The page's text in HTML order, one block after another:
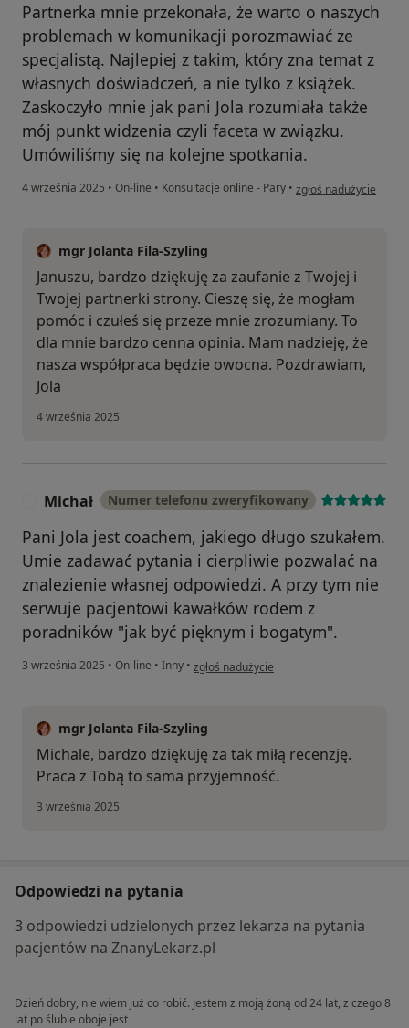
Partnerka mnie przekonała, że warto o naszych
problemach w komunikacji porozmawiać ze
specjalistą. Najlepiej z takim, który zna temat z
własnych doświadczeń, a nie tylko z książek.
Zaskoczyło mnie jak pani Jola rozumiała także
mój punkt widzenia czyli faceta w związku.
Umówiliśmy się na kolejne spotkania.
4 września 2025 • On-line • Konsultacje online - Pary • w opinii użytkownika
zgłoś nadużycie
mgr Jolanta Fila-Szyling
Januszu, bardzo dziękuję za zaufanie z Twojej i
Twojej partnerki strony. Cieszę się, że mogłam
pomóc i czułeś się przeze mnie zrozumiany. To
dla mnie bardzo cenna opinia. Mam nadzieję, że
nasza współpraca będzie owocna. Pozdrawiam,
Jola
4 września 2025
Michał Numer telefonu zweryfikowany
Pani Jola jest coachem, jakiego długo szukałem.
Umie zadawać pytania i cierpliwie pozwalać na
znalezienie własnej odpowiedzi. A przy tym nie
serwuje pacjentowi kawałków rodem z
poradników "jak być pięknym i bogatym".
3 września 2025 • On-line • Inny • w opinii użytkownika Michał
zgłoś nadużycie
mgr Jolanta Fila-Szyling
Michale, bardzo dziękuję za tak miłą recenzję.
Praca z Tobą to sama przyjemność.
3 września 2025
Odpowiedzi na pytania
3 odpowiedzi udzielonych przez lekarza na pytania
pacjentów na ZnanyLekarz.pl
Dzień dobry, nie wiem już co robić. Jestem z moją żoną od 24 lat, z czego 8
lat po ślubie oboje jest